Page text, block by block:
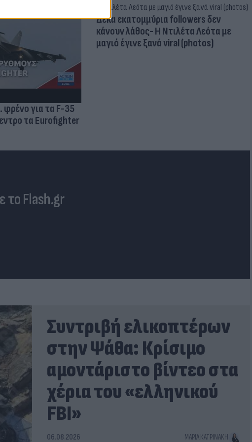
για τα F-35
τα Eurofighter
Δέκα εκατομμύρια followers δεν
κάνουν λάθος- Η Ντιλέτα Λεότα με
μαγιό έγινε ξανά viral (photos)
το Flash.gr
Συντριβή ελικοπτέρων
στην Ψάθα: Κρίσιμο
αμοντάριστο βίντεο στα
χέρια του «ελληνικού
FBI»
06.08.2026 ΜΑΡΊΑ ΚΑΤΡΙΝΆΚΗ